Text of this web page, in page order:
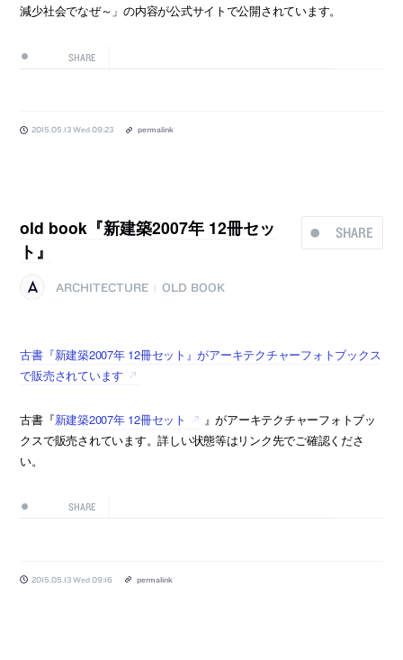
減少社会でなぜ～」の内容が公式サイトで公開されています。
SHARE
2015.05.13 Wed 09:23 permalink
SHARE
old book『新建築2007年 12冊セッ
ト』
ARCHITECTURE OLD BOOK
古書『新建築2007年 12冊セット』がアーキテクチャーフォトブックス
で販売されています
古書『新建築2007年 12冊セット
』がアーキテクチャーフォトブッ
クスで販売されています。詳しい状態等はリンク先でご確認くださ
い。
SHARE
2015.05.13 Wed 09:16 permalink